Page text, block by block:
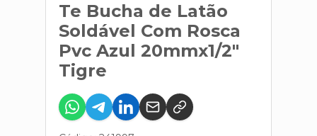
Te Bucha de Latão
Soldável Com Rosca
Pvc Azul 20mmx1/2"
Tigre